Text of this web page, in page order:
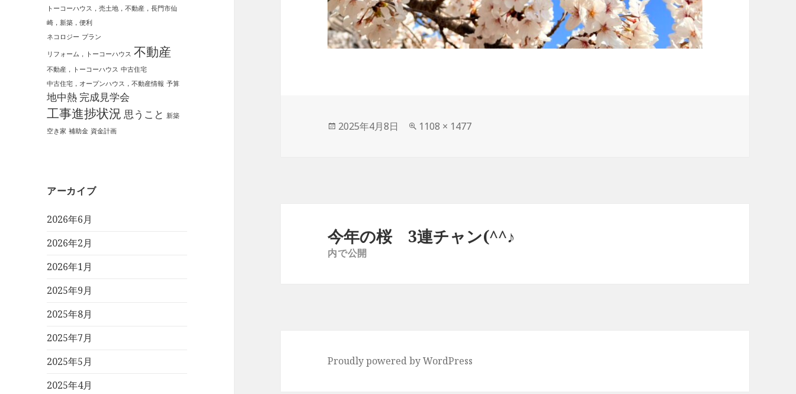
トーコーハウス，売土地，不動産，長門市仙
崎，新築，便利
ネコロジー プラン
リフォーム，トーコーハウス 不動産
不動産，トーコーハウス 中古住宅
中古住宅，オープンハウス，不動産情報 予算
地中熱 完成見学会
工事進捗状況 思うこと 新築
空き家 補助金 資金計画
アーカイブ
2026年6月
2026年2月
2026年1月
2025年9月
2025年8月
2025年7月
2025年5月
2025年4月
投
2025年4月8日
フ
1108 × 1477
今年の桜 3連チャン(^^♪
内で公開
Proudly powered by WordPress